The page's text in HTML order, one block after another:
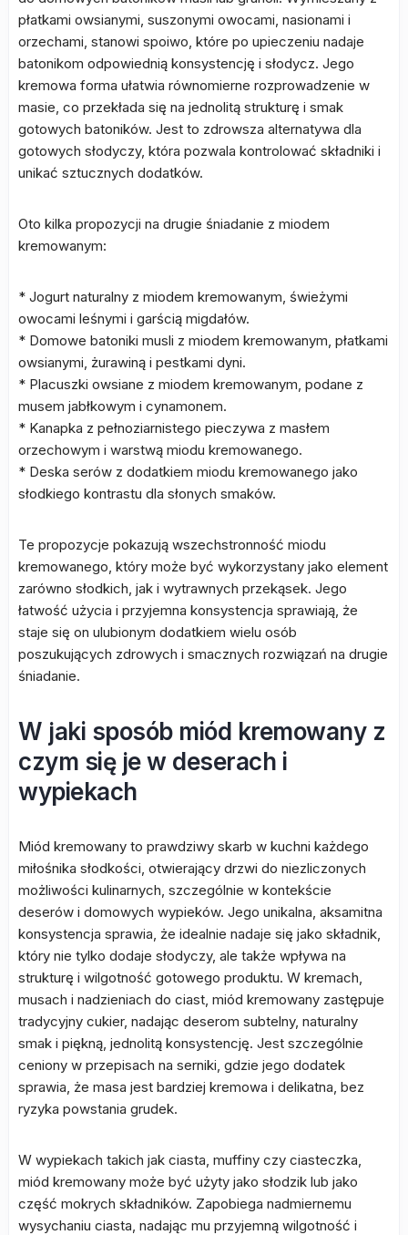
płatkami owsianymi, suszonymi owocami, nasionami i
orzechami, stanowi spoiwo, które po upieczeniu nadaje
batonikom odpowiednią konsystencję i słodycz. Jego
kremowa forma ułatwia równomierne rozprowadzenie w
masie, co przekłada się na jednolitą strukturę i smak
gotowych batoników. Jest to zdrowsza alternatywa dla
gotowych słodyczy, która pozwala kontrolować składniki i
unikać sztucznych dodatków.
Oto kilka propozycji na drugie śniadanie z miodem
kremowanym:
* Jogurt naturalny z miodem kremowanym, świeżymi
owocami leśnymi i garścią migdałów.
* Domowe batoniki musli z miodem kremowanym, płatkami
owsianymi, żurawiną i pestkami dyni.
* Placuszki owsiane z miodem kremowanym, podane z
musem jabłkowym i cynamonem.
* Kanapka z pełnoziarnistego pieczywa z masłem
orzechowym i warstwą miodu kremowanego.
* Deska serów z dodatkiem miodu kremowanego jako
słodkiego kontrastu dla słonych smaków.
Te propozycje pokazują wszechstronność miodu
kremowanego, który może być wykorzystany jako element
zarówno słodkich, jak i wytrawnych przekąsek. Jego
łatwość użycia i przyjemna konsystencja sprawiają, że
staje się on ulubionym dodatkiem wielu osób
poszukujących zdrowych i smacznych rozwiązań na drugie
śniadanie.
W jaki sposób miód kremowany z
czym się je w deserach i
wypiekach
Miód kremowany to prawdziwy skarb w kuchni każdego
miłośnika słodkości, otwierający drzwi do niezliczonych
możliwości kulinarnych, szczególnie w kontekście
deserów i domowych wypieków. Jego unikalna, aksamitna
konsystencja sprawia, że idealnie nadaje się jako składnik,
który nie tylko dodaje słodyczy, ale także wpływa na
strukturę i wilgotność gotowego produktu. W kremach,
musach i nadzieniach do ciast, miód kremowany zastępuje
tradycyjny cukier, nadając deserom subtelny, naturalny
smak i piękną, jednolitą konsystencję. Jest szczególnie
ceniony w przepisach na serniki, gdzie jego dodatek
sprawia, że masa jest bardziej kremowa i delikatna, bez
ryzyka powstania grudek.
W wypiekach takich jak ciasta, muffiny czy ciasteczka,
miód kremowany może być użyty jako słodzik lub jako
część mokrych składników. Zapobiega nadmiernemu
wysychaniu ciasta, nadając mu przyjemną wilgotność i